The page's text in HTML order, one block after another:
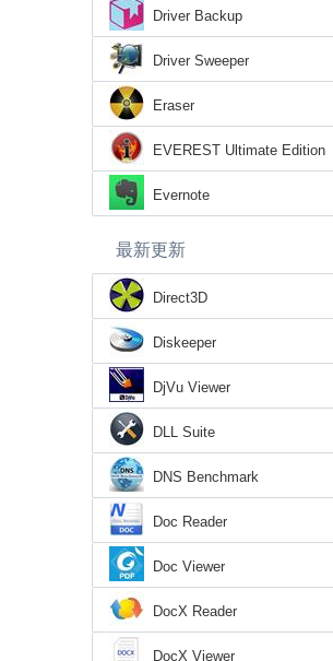
Driver Backup
Driver Sweeper
Eraser
EVEREST Ultimate Edition
Evernote
最新更新
Direct3D
Diskeeper
DjVu Viewer
DLL Suite
DNS Benchmark
Doc Reader
Doc Viewer
DocX Reader
DocX Viewer